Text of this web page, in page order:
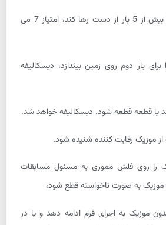
رقابت کننده سلاحش را بیش از 5 بار از دست رها کند، امتیاز 7 می
بار دوم روی زمین بیندازد، دیسکالیفه
یا قطعه قطعه شود. دیسکالیفه خواهد شد.
موزیک رقابت کننده شنیده شود.
را روی فلش مموری به مسئول مسابقات
به صورت ناخواسته قطع شود،
موزیک به اجرای فرم ادامه دهد و یا در